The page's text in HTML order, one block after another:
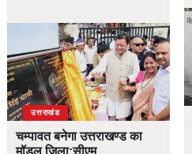
उत्तराखंड
चम्पावत बनेगा उत्तराखण्ड का
मॉडल जिला:सीएम